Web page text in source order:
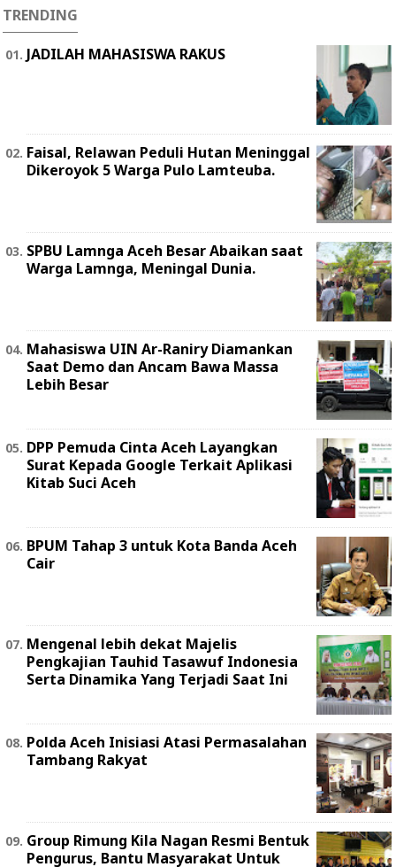
TRENDING
JADILAH MAHASISWA RAKUS
Faisal, Relawan Peduli Hutan Meninggal
Dikeroyok 5 Warga Pulo Lamteuba.
SPBU Lamnga Aceh Besar Abaikan saat
Warga Lamnga, Meningal Dunia.
Mahasiswa UIN Ar-Raniry Diamankan
Saat Demo dan Ancam Bawa Massa
Lebih Besar
DPP Pemuda Cinta Aceh Layangkan
Surat Kepada Google Terkait Aplikasi
Kitab Suci Aceh
BPUM Tahap 3 untuk Kota Banda Aceh
Cair
Mengenal lebih dekat Majelis
Pengkajian Tauhid Tasawuf Indonesia
Serta Dinamika Yang Terjadi Saat Ini
Polda Aceh Inisiasi Atasi Permasalahan
Tambang Rakyat
Group Rimung Kila Nagan Resmi Bentuk
Pengurus, Bantu Masyarakat Untuk